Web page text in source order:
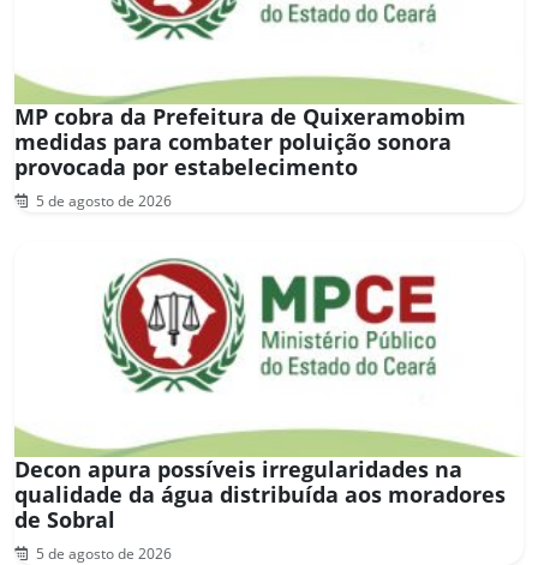
MP cobra da Prefeitura de Quixeramobim
medidas para combater poluição sonora
provocada por estabelecimento
5 de agosto de 2026
Decon apura possíveis irregularidades na
qualidade da água distribuída aos moradores
de Sobral
5 de agosto de 2026